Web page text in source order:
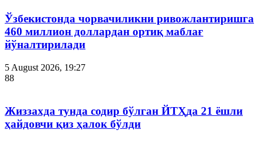
Ўзбекистонда чорвачиликни ривожлантиришга
460 миллион доллардан ортиқ маблағ
йўналтирилади
5 August 2026, 19:27
88
Жиззахда тунда содир бўлган ЙТҲда 21 ёшли
ҳайдовчи қиз ҳалок бўлди